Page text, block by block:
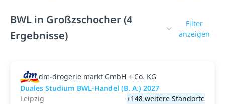
BWL in Großzschocher (4
Ergebnisse)
Filter
anzeigen
dm-drogerie markt GmbH + Co. KG
Duales Studium BWL-Handel (B. A.) 2027
Leipzig
+148 weitere Standorte